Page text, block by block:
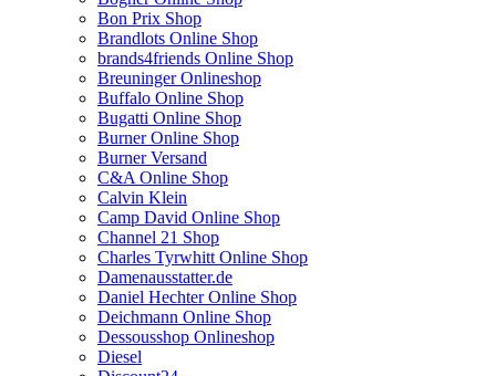
Bon Prix Shop
Brandlots Online Shop
brands4friends Online Shop
Breuninger Onlineshop
Buffalo Online Shop
Bugatti Online Shop
Burner Online Shop
Burner Versand
C&A Online Shop
Calvin Klein
Camp David Online Shop
Channel 21 Shop
Charles Tyrwhitt Online Shop
Damenausstatter.de
Daniel Hechter Online Shop
Deichmann Online Shop
Dessousshop Onlineshop
Diesel